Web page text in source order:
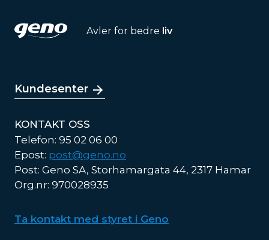
Avler for bedre liv
Kundesenter
KONTAKT OSS
Telefon: 95 02 06 00
Epost: post@geno.no
Post: Geno SA, Storhamargata 44, 2317 Hamar
Org.nr: 970028935
Ta kontakt med styret i Geno